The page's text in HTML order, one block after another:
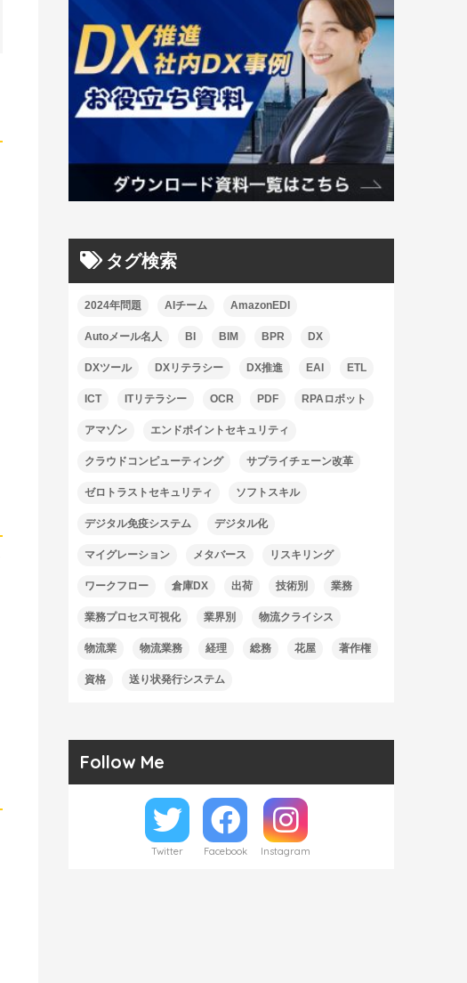
タグ検索
2024年問題 AIチーム AmazonEDI
Autoメール名人 BI BIM BPR DX
DXツール DXリテラシー DX推進 EAI ETL
ICT ITリテラシー OCR PDF RPAロボット
アマゾン エンドポイントセキュリティ
クラウドコンピューティング サプライチェーン改革
ゼロトラストセキュリティ ソフトスキル
デジタル免疫システム デジタル化
マイグレーション メタバース リスキリング
ワークフロー 倉庫DX 出荷 技術別 業務
業務プロセス可視化 業界別 物流クライシス
物流業 物流業務 経理 総務 花屋 著作権
資格 送り状発行システム
Follow Me
Twitter Facebook Instagram